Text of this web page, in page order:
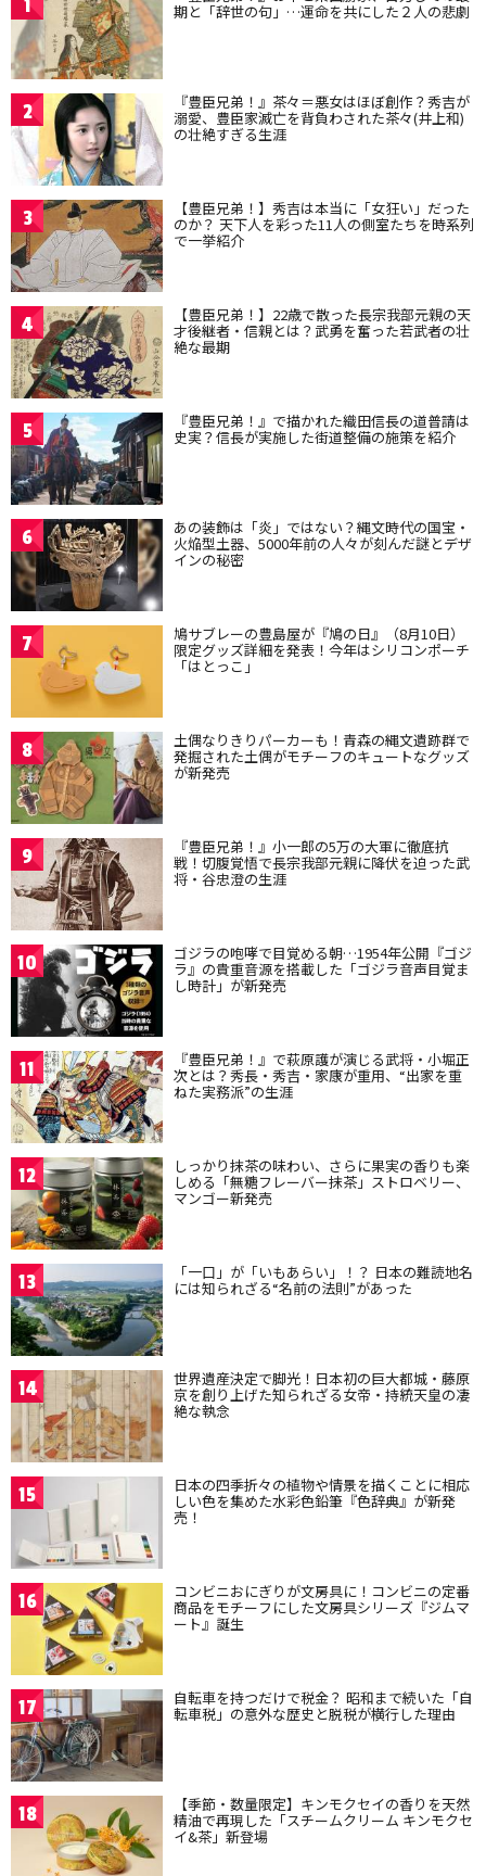
1 期と「辞世の句」…運命を共にした２人の悲劇
2 『豊臣兄弟！』茶々＝悪女はほぼ創作？秀吉が
溺愛、豊臣家滅亡を背負わされた茶々(井上和)
の壮絶すぎる生涯
3 【豊臣兄弟！】秀吉は本当に「女狂い」だった
のか？ 天下人を彩った11人の側室たちを時系列
で一挙紹介
4 【豊臣兄弟！】22歳で散った長宗我部元親の天
才後継者・信親とは？武勇を奮った若武者の壮
絶な最期
5 『豊臣兄弟！』で描かれた織田信長の道普請は
史実？信長が実施した街道整備の施策を紹介
6 あの装飾は「炎」ではない？縄文時代の国宝・
火焔型土器、5000年前の人々が刻んだ謎とデザ
インの秘密
7 鳩サブレーの豊島屋が『鳩の日』（8月10日）
限定グッズ詳細を発表！今年はシリコンポーチ
「はとっこ」
8 土偶なりきりパーカーも！青森の縄文遺跡群で
発掘された土偶がモチーフのキュートなグッズ
が新発売
9 『豊臣兄弟！』小一郎の5万の大軍に徹底抗
戦！切腹覚悟で長宗我部元親に降伏を迫った武
将・谷忠澄の生涯
10 ゴジラの咆哮で目覚める朝…1954年公開『ゴジ
ラ』の貴重音源を搭載した「ゴジラ音声目覚ま
し時計」が新発売
11 『豊臣兄弟！』で萩原護が演じる武将・小堀正
次とは？秀長・秀吉・家康が重用、“出家を重
ねた実務派”の生涯
12 しっかり抹茶の味わい、さらに果実の香りも楽
しめる「無糖フレーバー抹茶」ストロベリー、
マンゴー新発売
13 「一口」が「いもあらい」！？ 日本の難読地名
には知られざる“名前の法則”があった
14 世界遺産決定で脚光！日本初の巨大都城・藤原
京を創り上げた知られざる女帝・持統天皇の凄
絶な執念
15 日本の四季折々の植物や情景を描くことに相応
しい色を集めた水彩色鉛筆『色辞典』が新発
売！
16 コンビニおにぎりが文房具に！コンビニの定番
商品をモチーフにした文房具シリーズ『ジムマ
ート』誕生
17 自転車を持つだけで税金？ 昭和まで続いた「自
転車税」の意外な歴史と脱税が横行した理由
18 【季節・数量限定】キンモクセイの香りを天然
精油で再現した「スチームクリーム キンモクセ
イ&茶」新登場